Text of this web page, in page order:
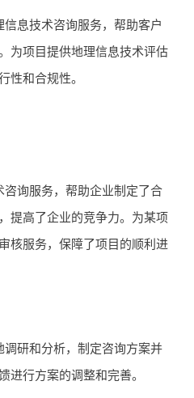
息技术咨询服务，帮助客户
为项目提供地理信息技术评估
性和合规性。
询服务，帮助企业制定了合
提高了企业的竞争力。为某项
核服务，保障了项目的顺利进
研和分析，制定咨询方案并
进行方案的调整和完善。